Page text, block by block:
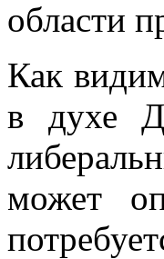
области
Как
в духе
может